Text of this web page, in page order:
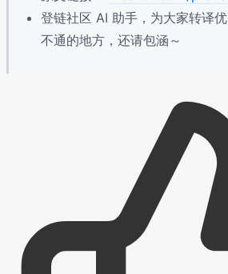
登链社区 AI 助手，为大家转译
不通的地方，还请包涵～